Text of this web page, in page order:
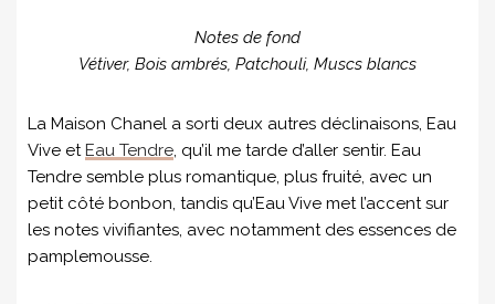
Notes de fond
Vétiver, Bois ambrés, Patchouli, Muscs blancs
La Maison Chanel a sorti deux autres déclinaisons, Eau
Vive etEau Tendre, qu’il me tarde d’aller sentir. Eau
Tendre semble plus romantique, plus fruité, avec un
petit côté bonbon, tandis qu’Eau Vive met l’accent sur
les notes vivifiantes, avec notamment des essences de
pamplemousse.